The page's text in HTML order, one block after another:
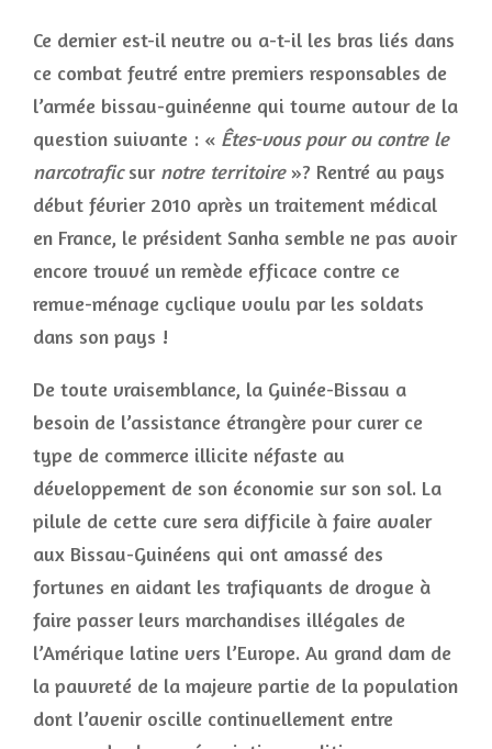
Ce dernier est-il neutre ou a-t-il les bras liés dans
ce combat feutré entre premiers responsables de
l’armée bissau-guinéenne qui tourne autour de la
question suivante : « Êtes-vous pour ou contre le
narcotraficsur notre territoire»? Rentré au pays
début février 2010 après un traitement médical
en France, le président Sanha semble ne pas avoir
encore trouvé un remède efficace contre ce
remue-ménage cyclique voulu par les soldats
dans son pays !
De toute vraisemblance, la Guinée-Bissau a
besoin de l’assistance étrangère pour curer ce
type de commerce illicite néfaste au
développement de son économie sur son sol. La
pilule de cette cure sera difficile à faire avaler
aux Bissau-Guinéens qui ont amassé des
fortunes en aidant les trafiquants de drogue à
faire passer leurs marchandises illégales de
l’Amérique latine vers l’Europe. Au grand dam de
la pauvreté de la majeure partie de la population
dont l’avenir oscille continuellement entre